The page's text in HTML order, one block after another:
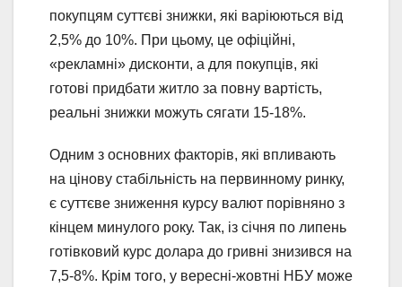
покупцям суттєві знижки, які варіюються від
2,5% до 10%. При цьому, це офіційні,
«рекламні» дисконти, а для покупців, які
готові придбати житло за повну вартість,
реальні знижки можуть сягати 15-18%.
Одним з основних факторів, які впливають
на цінову стабільність на первинному ринку,
є суттєве зниження курсу валют порівняно з
кінцем минулого року. Так, із січня по липень
готівковий курс долара до гривні знизився на
7,5-8%. Крім того, у вересні-жовтні НБУ може